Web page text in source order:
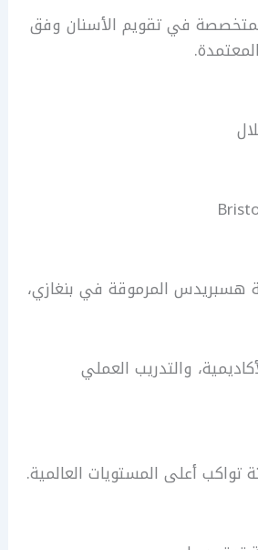
في تقويم الأسنان وفق
هسبريدس المرموقة في بنغازي،
والتدريب العملي
تواكب أعلى المستويات العالمية.